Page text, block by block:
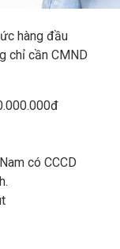
hàng đầu
chỉ cần CMND
có CCCD